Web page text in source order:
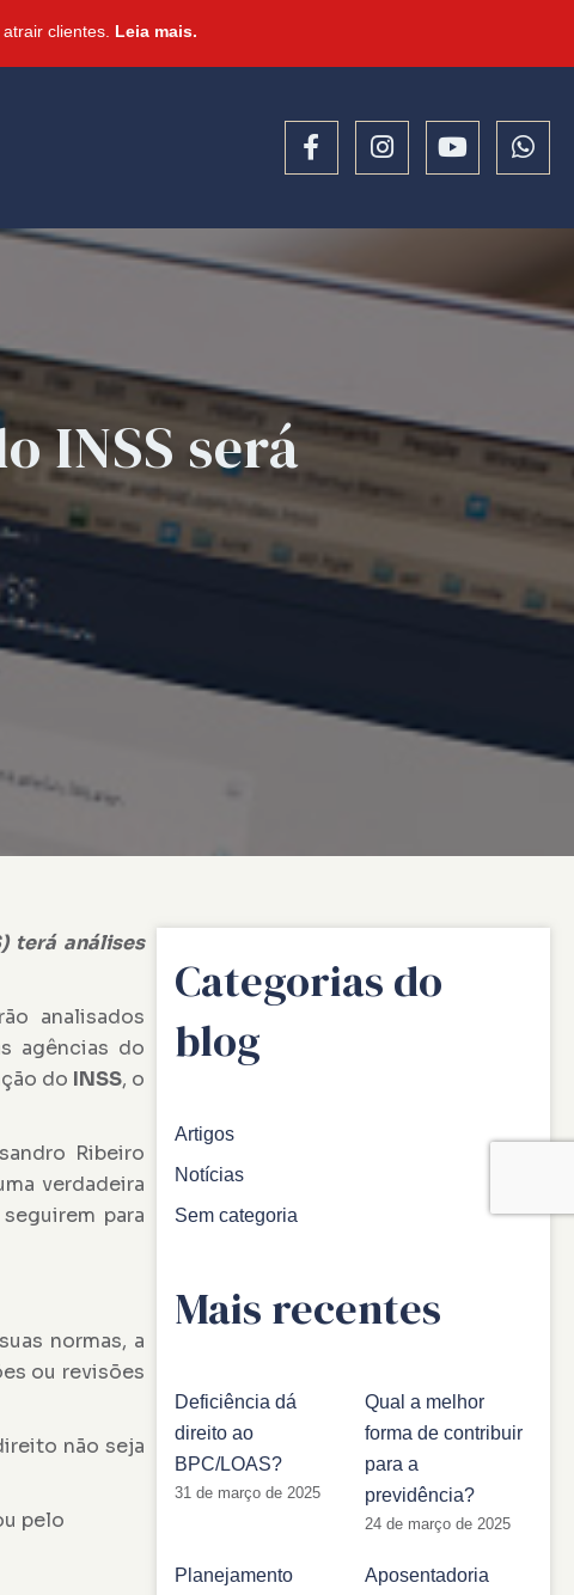
clientes. Leia mais.
INSS será
terá análises
analisados
agências do
do INSS, o
Ribeiro
verdadeira
para
normas, a
ou revisões
não seja
pelo
Categorias do
blog
Artigos
Notícias
Sem categoria
Mais recentes
Deficiência dá
direito ao
BPC/LOAS?
31 de março de 2025
Qual a melhor
forma de contribuir
para a
previdência?
24 de março de 2025
Planejamento
Aposentadoria